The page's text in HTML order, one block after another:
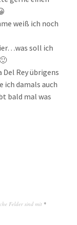
weiß ich noch
soll ich
Del Rey übrigens
ich damals auch
bald mal was
Felder sind mit *